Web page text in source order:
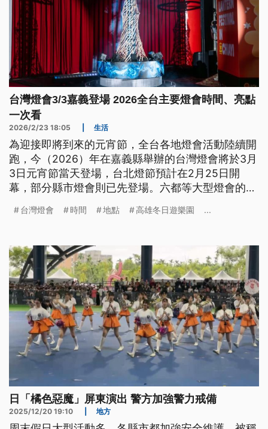
台灣燈會3/3嘉義登場 2026全台主要燈會時間、亮點
一次看
2026/2/23 18:05 生活
為迎接即將到來的元宵節，全台各地燈會活動陸續開
跑，今（2026）年在嘉義縣舉辦的台灣燈會將於3月
3日元宵節當天登場，台北燈節預計在2月25日開
幕，部分縣市燈會則已先登場。六都等大型燈會的展
台灣燈會 時間 地點 高雄冬日遊樂園 ...
日「橘色惡魔」屏東演出 警方加強警力戒備
2025/12/20 19:10 地方